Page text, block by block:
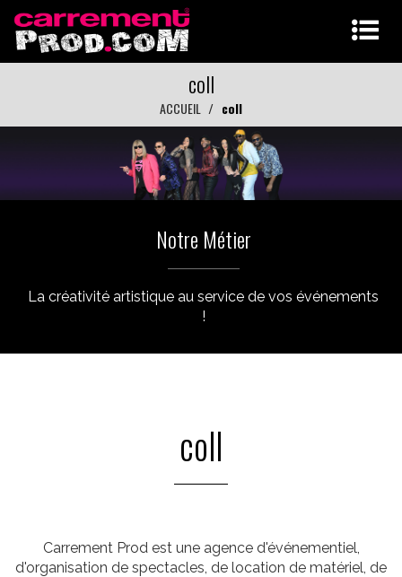
coll
ACCUEIL coll
Notre Métier
La créativité artistique au service de vos événements
!
coll
Carrement Prod est une agence d'événementiel,
d'organisation de spectacles, de location de matériel, de